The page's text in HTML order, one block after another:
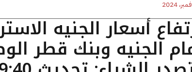
أسعار الجنيه
الجنيه وبنك قطر